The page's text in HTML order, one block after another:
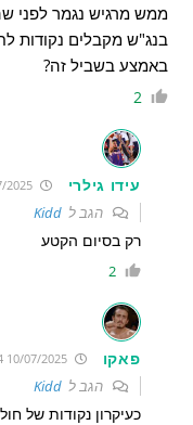
ממש מרגיש נגמר לפני
בנג"ש מקבלים נקודות
באמצע בשביל זה?
2
עידו גילרי 10/07/2025 10:08:07
הגב לKidd
רק בסיום הקטע
2
פאקו 10/07/2025 10:25:14
הגב לKidd
כעיקרון נקודות של